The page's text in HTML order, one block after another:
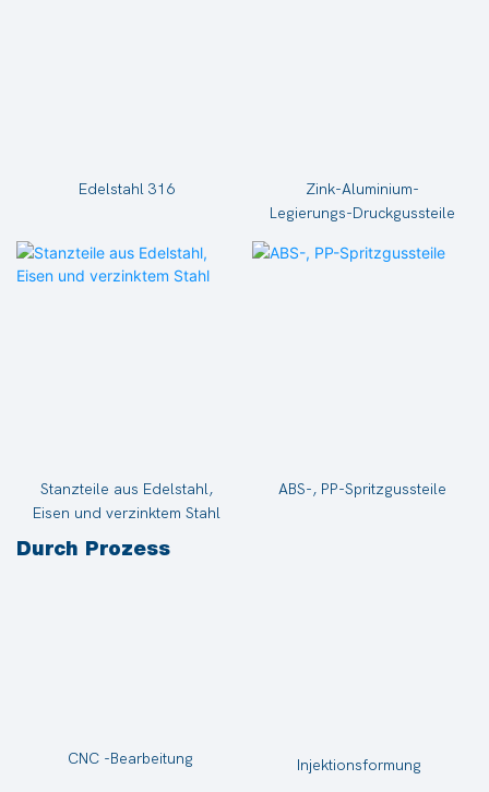
Edelstahl 316
Zink-Aluminium-
Legierungs-Druckgussteile
Stanzteile aus Edelstahl,
Eisen und verzinktem Stahl
ABS-, PP-Spritzgussteile
Durch Prozess
CNC -Bearbeitung Injektionsformung